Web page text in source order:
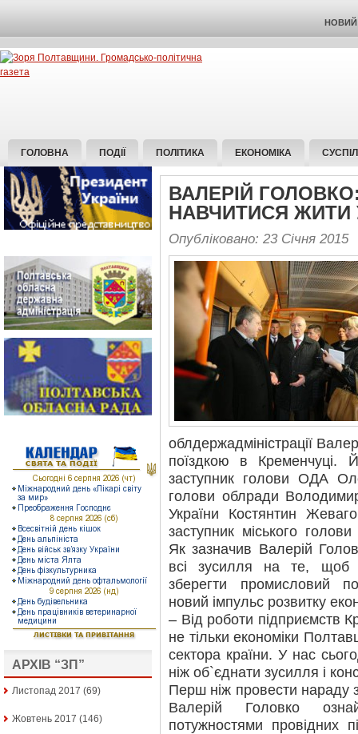
НОВИЙ
ГОЛОВНА ПОДІЇ ПОЛІТИКА ЕКОНОМІКА
АРХІВ “ЗП”
Листопад 2017 (69)
Жовтень 2017 (146)
ВАЛЕРІЙ
НАВЧИТИСЯ ЖИТИ
Опубліковано: 23 Січня 2015
облдержадміністрації
поїздкою в Кременчуці.
заступник голови ОДА
голови облради
України Костянтин
заступник міського
Як зазначив Валерій
всі зусилля на те, щоб
зберегти промисловий
новий імпульс розвитку
– Від роботи підприємств
не тільки економіки
сектора країни. У нас
ніж об`єднати зусилля і
Перш ніж провести нараду
Валерій Головко
потужностями провідних